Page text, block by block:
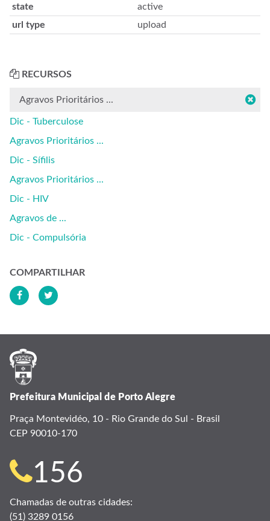
state
active
url type
upload
RECURSOS
Agravos Prioritários ...
Dic - Tuberculose
Agravos Prioritários ...
Dic - Sífilis
Agravos Prioritários ...
Dic - HIV
Agravos de ...
Dic - Compulsória
COMPARTILHAR
Prefeitura Municipal de Porto Alegre
Praça Montevidéo, 10 - Rio Grande do Sul - Brasil
CEP 90010-170
Telefone
para
156
Chamadas de outras cidades:
(51) 3289 0156